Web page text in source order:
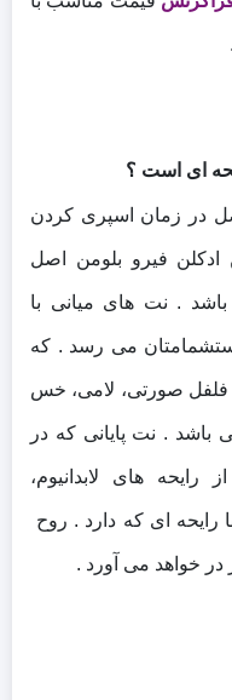
ای است ؟
در زمان اسپری کردن
فیرو بلومن اصل
. نت های میانی با
می رسد . که
فلفل صورتی، لامی، خس
. نت پایانی که در
های لابدانیوم،
ای که دارد . روح
در خواهد می آورد .